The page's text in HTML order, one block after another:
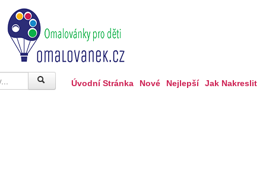
Úvodní Stránka Nové Nejlepší Jak Nakreslit